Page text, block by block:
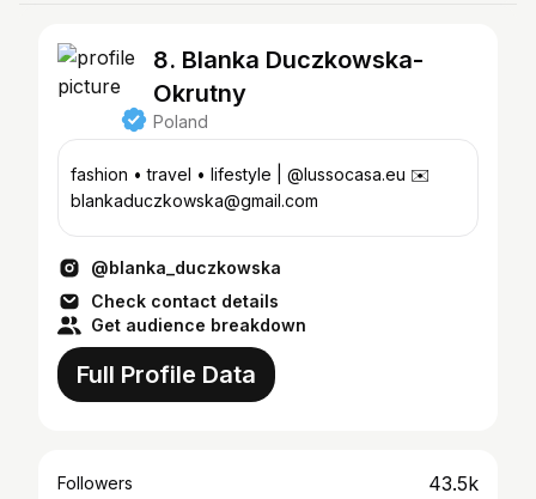
8. Blanka Duczkowska-
Okrutny
Poland
fashion • travel • lifestyle | @lussocasa.eu ✉️
blankaduczkowska@gmail.com
@blanka_duczkowska
Check contact details
Get audience breakdown
Full Profile Data
Followers 43.5k